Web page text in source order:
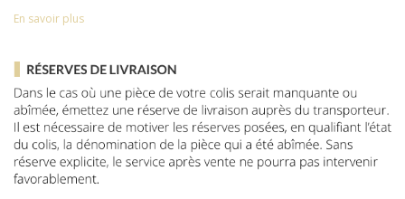
En savoir plus